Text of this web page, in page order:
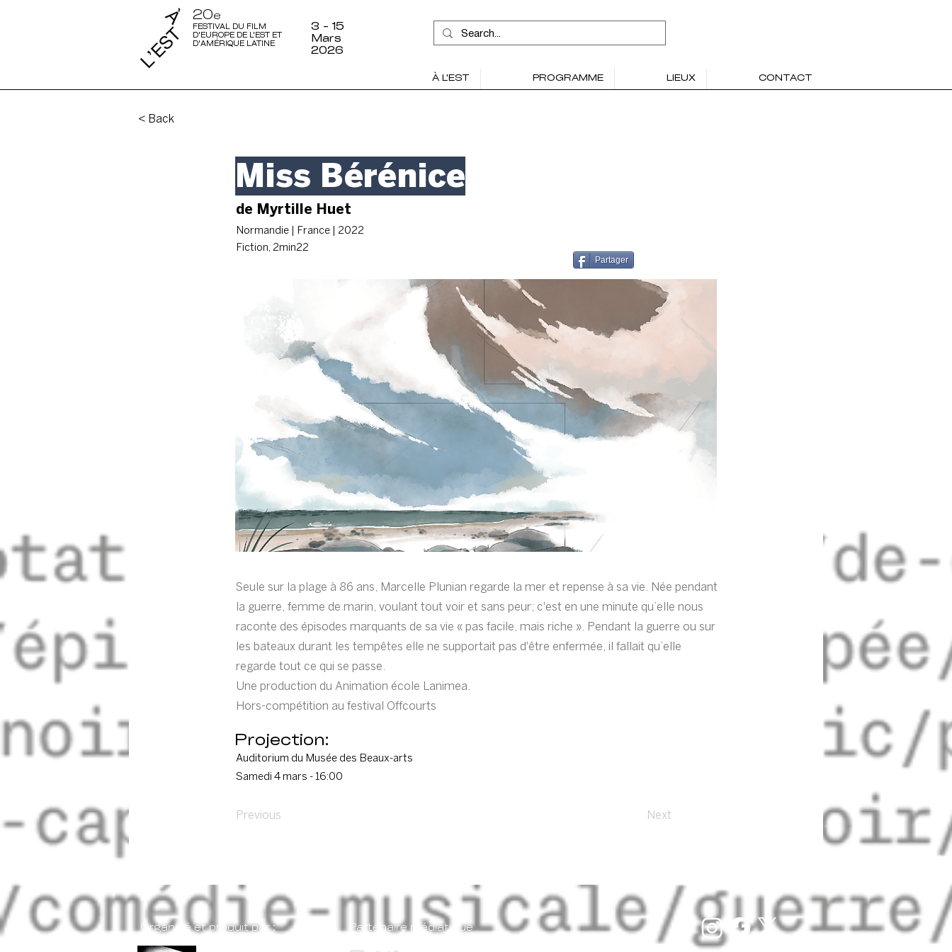
20e
FESTIVAL DU FILM
D'EUROPE DE L'EST ET
D'AMÉRIQUE LATINE
3 - 15
Mars
2026
À L'EST PROGRAMME LIEUX CONTACT
< Back
Miss Bérénice
de Myrtille Huet
Normandie | France | 2022
Fiction, 2min22
Partager
Seule sur la plage à 86 ans, Marcelle Plunian regarde la mer et repense à sa vie. Née pendant
la guerre, femme de marin, voulant tout voir et sans peur; c'est en une minute qu’elle nous
raconte des épisodes marquants de sa vie « pas facile, mais riche ». Pendant la guerre ou sur
les bateaux durant les tempêtes elle ne supportait pas d'être enfermée, il fallait qu’elle
regarde tout ce qui se passe.
Une production du Animation école Lanimea.
Hors-compétition au festival Offcourts
Projection:
Auditorium du Musée des Beaux-arts
Samedi 4 mars - 16:00
Previous Next
Partenaire médiatique
Organisé et produit par :